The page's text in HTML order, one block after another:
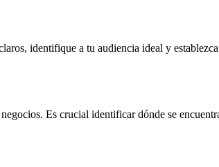
identifique a tu audiencia ideal y
Es crucial identificar dónde se